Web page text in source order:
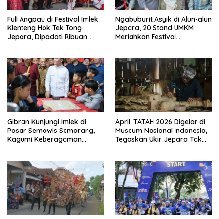
Full Angpau di Festival Imlek
Klenteng Hok Tek Tong
Jepara, Dipadati Ribuan
Ngabuburit Asyik di Alun-alun
Jepara, 20 Stand UMKM
Meriahkan Festival
Gibran Kunjungi Imlek di
Pasar Semawis Semarang,
Kagumi Keberagaman
April, TATAH 2026 Digelar di
Museum Nasional Indonesia,
Tegaskan Ukir Jepara Tak